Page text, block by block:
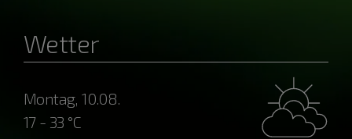
Wetter
Montag, 10.08.
17 - 33 °C